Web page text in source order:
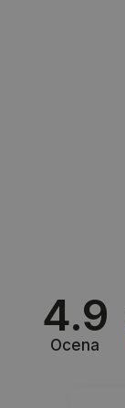
4.9
Ocena